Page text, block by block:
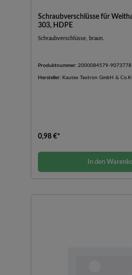
Schraubverschlüsse für
303, HDPE
Schraubverschlüsse, braun.
Produktnummer: 2000084579-9073778
Hersteller: Kautex Textron GmbH &
0,98 €*
In den